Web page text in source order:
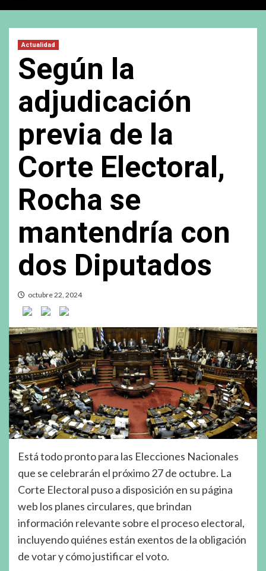
Actualidad
Según la
adjudicación
previa de la
Corte Electoral,
Rocha se
mantendría con
dos Diputados
octubre 22, 2024
Está todo pronto para las Elecciones Nacionales
que se celebrarán el próximo 27 de octubre. La
Corte Electoral puso a disposición en su página
web los planes circulares, que brindan
información relevante sobre el proceso electoral,
incluyendo quiénes están exentos de la obligación
de votar y cómo justificar el voto.